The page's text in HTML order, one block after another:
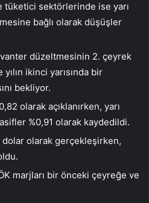
tüketici sektörlerinde ise yarı
bağlı olarak düşüşler
düzeltmesinin 2. çeyrek
ikinci yarısında bir
bekliyor.
olarak açıklanırken, yarı
%0,91 olarak kaydedildi.
olarak gerçekleşirken,
marjları bir önceki çeyreğe ve